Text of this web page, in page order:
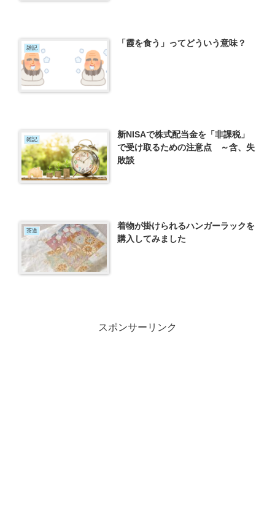
雑記 「霞を食う」ってどういう意味？
雑記
新NISAで株式配当金を「非課税」
で受け取るための注意点 ～含、失
敗談
茶道
着物が掛けられるハンガーラックを
購入してみました
スポンサーリンク